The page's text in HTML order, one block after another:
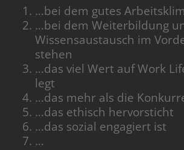
…bei dem gutes
…bei dem Weiterbildung
Wissensaustausch im
stehen
…das viel Wert auf Work
legt
…das mehr als die
…das ethisch hervorsticht
…das sozial engagiert ist
…